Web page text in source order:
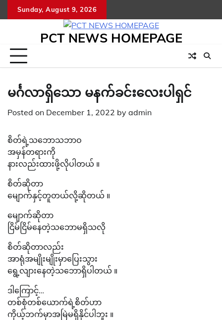
to
Sunday, August 9, 2026
PCT NEWS HOMEPAGE
မင်္ဂလာရှိသော မနက်ခင်းလေးပါရှင်
Posted on December 1, 2022 by admin
စိတ်ရဲ့သဘောသဘာဝ
အမှန်တရားကို
နားလည်းထားဖို့လိုပါတယ် ။
စိတ်ဆိုတာ
မျောက်နှင့်တူတယ်လို့ဆိုတယ် ။
မျောက်ဆိုတာ
ငြိမ်ငြိမ်နေတဲ့သဘောမရှိသလို
စိတ်ဆိုတာလည်း
အာရုံအမျိုးမျိုးမှာပြေးသွား
ရွေ့လျားနေတဲ့သဘောရှိပါတယ် ။
ဒါကြောင့်…
တစ်စုံတစ်ယောက်ရဲ့စိတ်ဟာ
ကိုယ့်ဘက်မှာအမြဲမရှိနိုင်ပါဘူး ။